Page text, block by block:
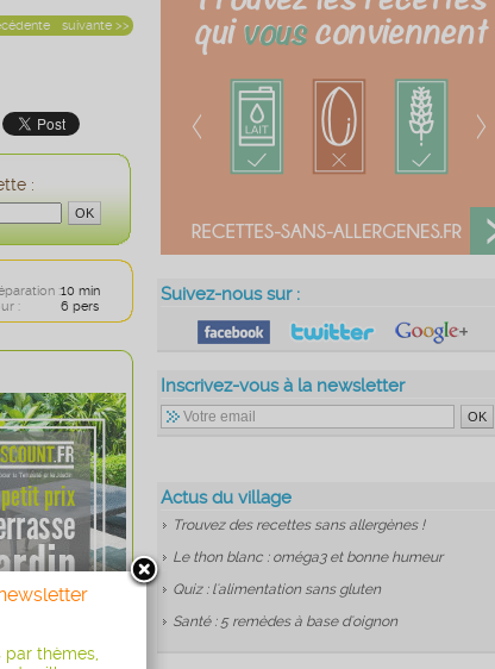
Suivez-nous sur :
Inscrivez-vous à la newsletter
Actus du village
Trouvez des recettes sans allergènes !
Le thon blanc : oméga3 et bonne humeur
Quiz : l'alimentation sans gluten
Santé : 5 remèdes à base d'oignon
suivante >>
:
:10 min
: 6 pers
par thèmes,